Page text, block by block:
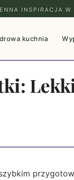
INSPIRACJA W
kuchnia